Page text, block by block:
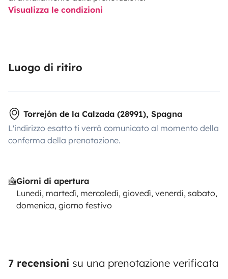
Visualizza le condizioni
Luogo di ritiro
Torrejón de la Calzada (28991), Spagna
L'indirizzo esatto ti verrà comunicato al momento della
conferma della prenotazione.
Giorni di apertura
Lunedì, martedì, mercoledì, giovedì, venerdì, sabato,
domenica, giorno festivo
7 recensioni su una prenotazione verificata